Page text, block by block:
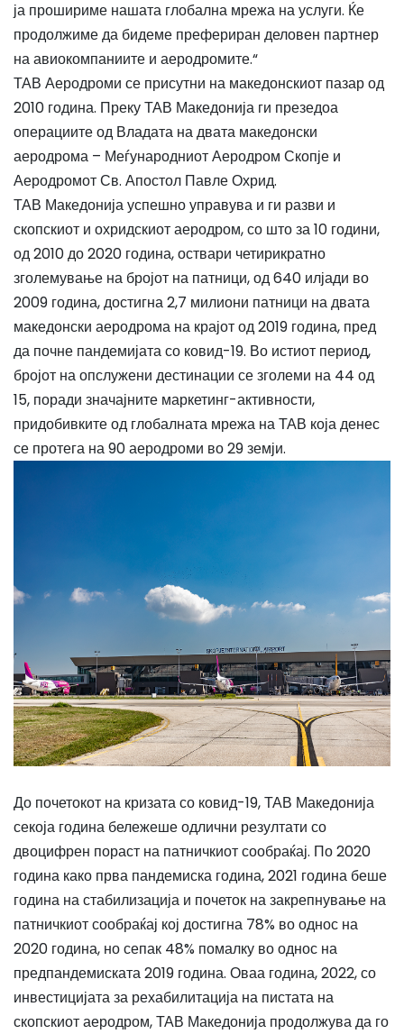
ја прошириме нашата глобална мрежа на услуги. Ќе
продолжиме да бидеме префериран деловен партнер
на авиокомпаниите и аеродромите.“
ТАВ Аеродроми се присутни на македонскиот пазар од
2010 година. Преку ТАВ Македонија ги презедоа
операциите од Владата на двата македонски
аеродрома – Меѓународниот Аеродром Скопје и
Аеродромот Св. Апостол Павле Охрид.
ТАВ Македонија успешно управува и ги разви и
скопскиот и охридскиот аеродром, со што за 10 години,
од 2010 до 2020 година, оствари четирикратно
зголемување на бројот на патници, од 640 илјади во
2009 година, достигна 2,7 милиони патници на двата
македонски аеродрома на крајот од 2019 година, пред
да почне пандемијата со ковид-19. Во истиот период,
бројот на опслужени дестинации се зголеми на 44 од
15, поради значајните маркетинг-активности,
придобивките од глобалната мрежа на ТАВ која денес
се протега на 90 аеродроми во 29 земји.
До почетокот на кризата со ковид-19, ТАВ Македонија
секоја година бележеше одлични резултати со
двоцифрен пораст на патничкиот сообраќај. По 2020
година како прва пандемиска година, 2021 година беше
година на стабилизација и почеток на закрепнување на
патничкиот сообраќај кој достигна 78% во однос на
2020 година, но сепак 48% помалку во однос на
предпандемиската 2019 година. Оваа година, 2022, со
инвестицијата за рехабилитација на пистата на
скопскиот аеродром, ТАВ Македонија продолжува да го